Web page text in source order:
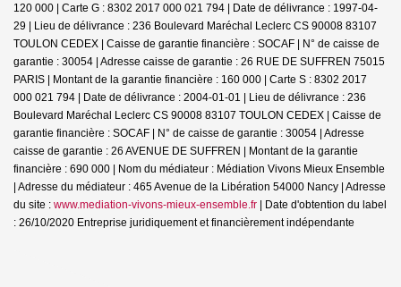
120 000 | Carte G : 8302 2017 000 021 794 | Date de délivrance : 1997-04-
29 | Lieu de délivrance : 236 Boulevard Maréchal Leclerc CS 90008 83107
TOULON CEDEX | Caisse de garantie financière : SOCAF | N° de caisse de
garantie : 30054 | Adresse caisse de garantie : 26 RUE DE SUFFREN 75015
PARIS | Montant de la garantie financière : 160 000 | Carte S : 8302 2017
000 021 794 | Date de délivrance : 2004-01-01 | Lieu de délivrance : 236
Boulevard Maréchal Leclerc CS 90008 83107 TOULON CEDEX | Caisse de
garantie financière : SOCAF | N° de caisse de garantie : 30054 | Adresse
caisse de garantie : 26 AVENUE DE SUFFREN | Montant de la garantie
financière : 690 000 | Nom du médiateur : Médiation Vivons Mieux Ensemble
| Adresse du médiateur : 465 Avenue de la Libération 54000 Nancy | Adresse
du site : www.mediation-vivons-mieux-ensemble.fr | Date d'obtention du label
: 26/10/2020 Entreprise juridiquement et financièrement indépendante